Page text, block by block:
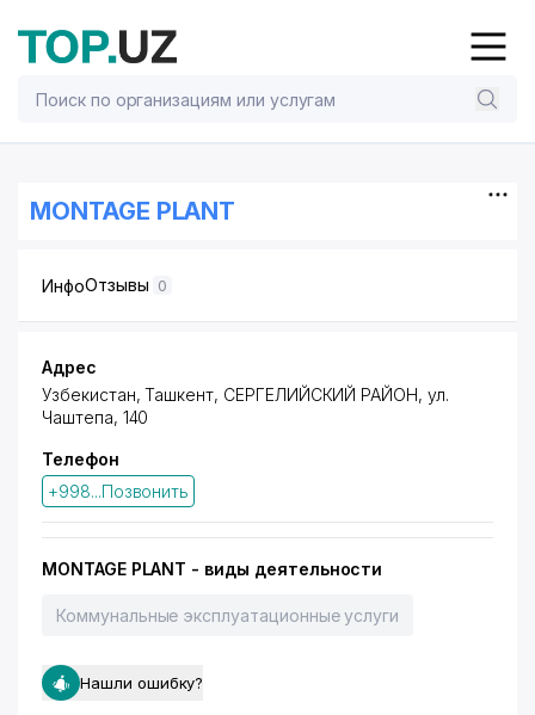
MONTAGE PLANT
ИнфоОтзывы 0
Адрес
Узбекистан, Ташкент, СЕРГЕЛИЙСКИЙ РАЙОН, ул.
Чаштепа, 140
Телефон
+998...Позвонить
MONTAGE PLANT - виды деятельности
Коммунальные эксплуатационные услуги
Нашли ошибку?